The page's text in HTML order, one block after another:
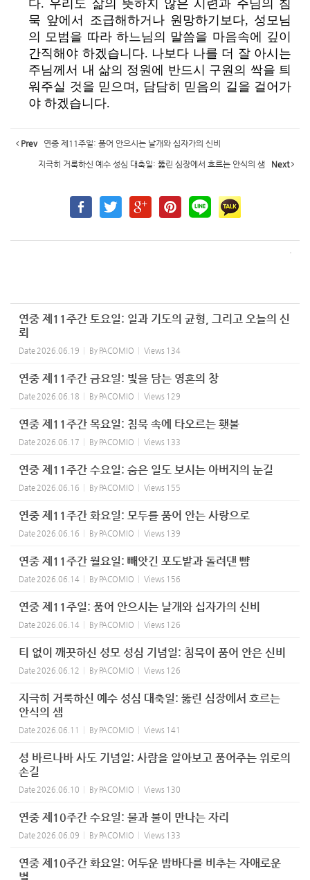
다. 우리도 삶의 뜻하지 않은 시련과 주님의 침
묵 앞에서 조급해하거나 원망하기보다, 성모님
의 모범을 따라 하느님의 말씀을 마음속에 깊이
간직해야 하겠습니다. 나보다 나를 더 잘 아시는
주님께서 내 삶의 정원에 반드시 구원의 싹을 틔
워주실 것을 믿으며, 담담히 믿음의 길을 걸어가
야 하겠습니다.
Prev 연중 제11주일: 품어 안으시는 날개와 십자가의 신비
지극히 거룩하신 예수 성심 대축일: 뚫린 심장에서 흐르는 안식의 샘 Next
연중 제11주간 토요일: 일과 기도의 균형, 그리고 오늘의 신
뢰
Date 2026.06.19 By PACOMIO Views 134
연중 제11주간 금요일: 빛을 담는 영혼의 창
Date 2026.06.18 By PACOMIO Views 129
연중 제11주간 목요일: 침묵 속에 타오르는 횃불
Date 2026.06.17 By PACOMIO Views 133
연중 제11주간 수요일: 숨은 일도 보시는 아버지의 눈길
Date 2026.06.16 By PACOMIO Views 155
연중 제11주간 화요일: 모두를 품어 안는 사랑으로
Date 2026.06.16 By PACOMIO Views 139
연중 제11주간 월요일: 빼앗긴 포도밭과 돌려댄 뺨
Date 2026.06.14 By PACOMIO Views 156
연중 제11주일: 품어 안으시는 날개와 십자가의 신비
Date 2026.06.14 By PACOMIO Views 126
티 없이 깨끗하신 성모 성심 기념일: 침묵이 품어 안은 신비
Date 2026.06.12 By PACOMIO Views 126
지극히 거룩하신 예수 성심 대축일: 뚫린 심장에서 흐르는
안식의 샘
Date 2026.06.11 By PACOMIO Views 141
성 바르나바 사도 기념일: 사람을 알아보고 품어주는 위로의
손길
Date 2026.06.10 By PACOMIO Views 130
연중 제10주간 수요일: 물과 불이 만나는 자리
Date 2026.06.09 By PACOMIO Views 133
연중 제10주간 화요일: 어두운 밤바다를 비추는 자애로운
별